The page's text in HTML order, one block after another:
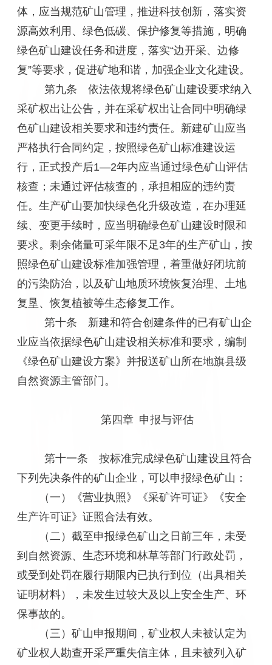
体，应当规范矿山管理，推进科技创新，落实资
源高效利用、绿色低碳、保护修复等措施，明确
绿色矿山建设任务和进度，落实“边开采、边修
复”等要求，促进矿地和谐，加强企业文化建设。
第九条 依法依规将绿色矿山建设要求纳入
采矿权出让公告，并在采矿权出让合同中明确绿
色矿山建设相关要求和违约责任。新建矿山应当
严格执行合同约定，按照绿色矿山标准建设运
行，正式投产后1—2年内应当通过绿色矿山评估
核查；未通过评估核查的，承担相应的违约责
任。生产矿山要加快绿色化升级改造，在办理延
续、变更手续时，应当明确绿色矿山建设时限和
要求。剩余储量可采年限不足3年的生产矿山，按
照绿色矿山建设标准加强管理，着重做好闭坑前
的污染防治，以及矿山地质环境恢复治理、土地
复垦、恢复植被等生态修复工作。
第十条 新建和符合创建条件的已有矿山企
业应当依据绿色矿山建设相关标准和要求，编制
《绿色矿山建设方案》并报送矿山所在地旗县级
自然资源主管部门。
第四章 申报与评估
第十一条 按标准完成绿色矿山建设且符合
下列先决条件的矿山企业，可以申报绿色矿山：
（一）《营业执照》《采矿许可证》《安全
生产许可证》证照合法有效。
（二）截至申报绿色矿山之日前三年，未受
到自然资源、生态环境和林草等部门行政处罚，
或受到处罚在履行期限内已执行到位（出具相关
证明材料），未发生过较大及以上安全生产、环
保事故的。
（三）矿山申报期间，矿业权人未被认定为
矿业权人勘查开采严重失信主体，且未被列入矿